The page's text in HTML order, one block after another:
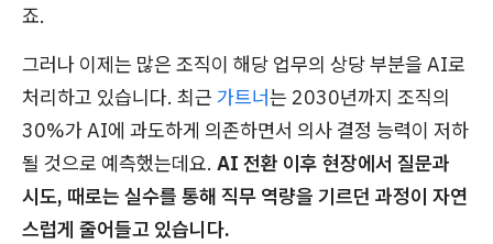
죠.
그러나 이제는 많은 조직이 해당 업무의 상당 부분을 AI로
처리하고 있습니다. 최근 가트너는 2030년까지 조직의
30%가 AI에 과도하게 의존하면서 의사 결정 능력이 저하
될 것으로 예측했는데요. AI 전환 이후 현장에서 질문과
시도, 때로는 실수를 통해 직무 역량을 기르던 과정이 자연
스럽게 줄어들고 있습니다.